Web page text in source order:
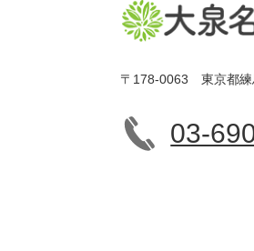
〒178-0063 東京都練
03-